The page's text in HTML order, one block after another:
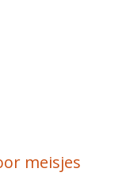
meisjes